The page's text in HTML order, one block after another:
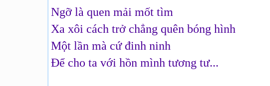
Ngỡ là quen mải mốt tìm
Xa xôi cách trở chẳng quên bóng hình
Một lần mà cứ đinh ninh
Để cho ta với hồn mình tương tư...